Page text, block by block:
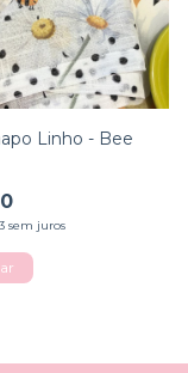
Linho - Bee
sem juros